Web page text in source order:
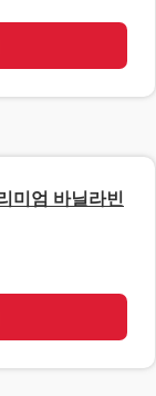
미엄 바닐라빈